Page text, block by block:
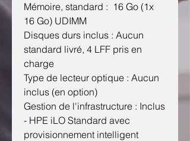
Mémoire, standard : 16 Go (1x
16 Go) UDIMM
Disques durs inclus : Aucun
standard livré, 4 LFF pris en
charge
Type de lecteur optique : Aucun
inclus (en option)
Gestion de l'infrastructure : Inclus
- HPE iLO Standard avec
provisionnement intelligent